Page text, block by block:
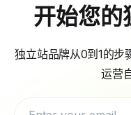
开始您的
独立站品牌从0到1的
运营